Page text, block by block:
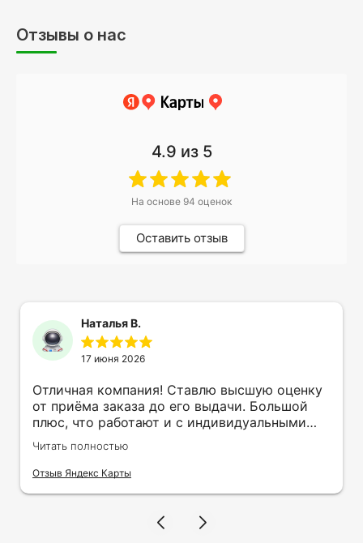
Отзывы о нас
4.9 из 5
На основе 94 оценок
Оставить отзыв
Наталья В.
17 июня 2026
Отличная компания! Ставлю высшую оценку
от приёма заказа до его выдачи. Большой
плюс, что работают и с индивидуальными
заказами. Нелбходимо было нанести принт
на кружку в подарок. Заказ был исполнен
оперативно и ооочень красиво, даже не
терпеливость, отвечала на все мои вопросы.
Читать полностью
Отзыв Яндекс Карты